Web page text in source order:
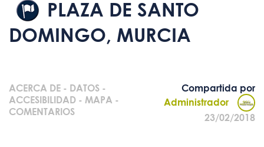
PLAZA DE SANTO
DOMINGO, MURCIA
ACERCA DE - DATOS -
ACCESIBILIDAD - MAPA -
COMENTARIOS
Compartida por
Administrador
23/02/2018